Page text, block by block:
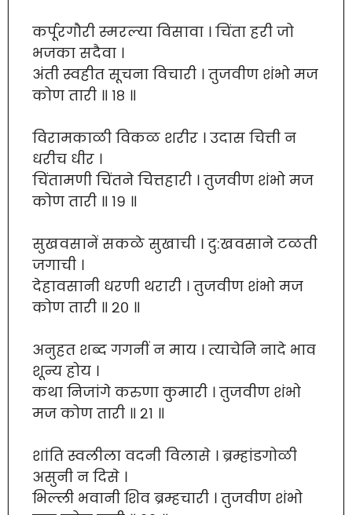
कर्पूरगौरी स्मरल्या विसावा । चिंता हरी जो
भजका सदैवा ।
अंती स्वहीत सूचना विचारी । तुजवीण शंभो मज
कोण तारी ॥ १८ ॥
विरामकाळी विकळ शरीर । उदास चित्ती न
धरीच धीर ।
चिंतामणी चिंतने चित्तहारी । तुजवीण शंभो मज
कोण तारी ॥ १९ ॥
सुखवसानें सकळे सुखाची । दु:खवसाने टळती
जगाची ।
देहावसानी धरणी थरारी । तुजवीण शंभो मज
कोण तारी ॥ २० ॥
अनुहत शब्द गगनीं न माय । त्याचेनि नादे भाव
शून्य होय ।
कथा निजांगे करुणा कुमारी । तुजवीण शंभो
मज कोण तारी ॥ २१ ॥
शांति स्वलीला वदनी विलासे । ब्रम्हांडगोळी
असुनी न दिसे ।
भिल्ली भवानी शिव ब्रम्हचारी । तुजवीण शंभो